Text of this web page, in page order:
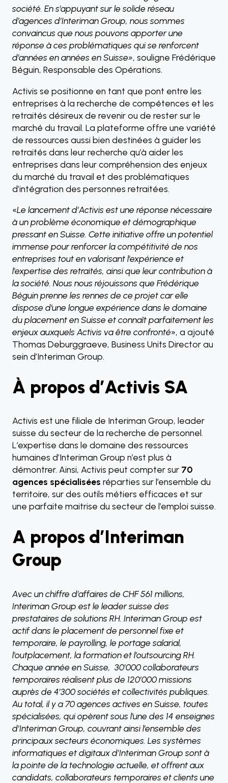
société. En s’appuyant sur le solide réseau
d’agences d’Interiman Group, nous sommes
convaincus que nous pouvons apporter une
réponse à ces problématiques qui se renforcent
d’années en années en Suisse», souligne Frédérique
Béguin, Responsable des Opérations.
Activis se positionne en tant que pont entre les
entreprises à la recherche de compétences et les
retraités désireux de revenir ou de rester sur le
marché du travail. La plateforme offre une variété
de ressources aussi bien destinées à guider les
retraités dans leur recherche qu’à aider les
entreprises dans leur compréhension des enjeux
du marché du travail et des problématiques
d’intégration des personnes retraitées.
«Le lancement d’Activis est une réponse nécessaire
à un problème économique et démographique
pressant en Suisse. Cette initiative offre un potentiel
immense pour renforcer la compétitivité de nos
entreprises tout en valorisant l’expérience et
l’expertise des retraités, ainsi que leur contribution à
la société. Nous nous réjouissons que Frédérique
Béguin prenne les rennes de ce projet car elle
dispose d’une longue expérience dans le domaine
du placement en Suisse et connaît parfaitement les
enjeux auxquels Activis va être confronté», a ajouté
Thomas Deburggraeve, Business Units Director au
sein d’Interiman Group.
À propos d’Activis SA
Activis est une filiale de Interiman Group, leader
suisse du secteur de la recherche de personnel.
L’expertise dans le domaine des ressources
humaines d’Interiman Group n’est plus à
démontrer. Ainsi, Activis peut compter sur 70
agences spécialisées réparties sur l’ensemble du
territoire, sur des outils métiers efficaces et sur
une parfaite maitrise du secteur de l’emploi suisse.
A propos d’Interiman
Group
Avec un chiffre d’affaires de CHF 561 millions,
Interiman Group est le leader suisse des
prestataires de solutions RH. Interiman Group est
actif dans le placement de personnel fixe et
temporaire, le payrolling, le portage salarial,
l’outplacement, la formation et l’outsourcing RH.
Chaque année en Suisse, 30’000 collaborateurs
temporaires réalisent plus de 120’000 missions
auprès de 4’300 sociétés et collectivités publiques.
Au total, il y a 70 agences actives en Suisse, toutes
spécialisées, qui opèrent sous l’une des 14 enseignes
d’Interiman Group, couvrant ainsi l’ensemble des
principaux secteurs économiques. Les systèmes
informatiques et digitaux d’Interiman Group sont à
la pointe de la technologie actuelle, et offrent aux
candidats, collaborateurs temporaires et clients une